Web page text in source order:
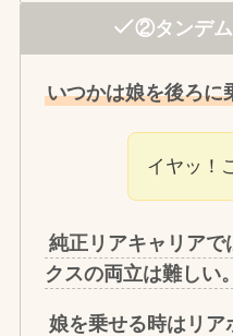
②タンデ
いつかは娘を後ろに
イヤッ！
純正リアキャリアで
クスの両立は難しい。
娘を乗せる時はリア